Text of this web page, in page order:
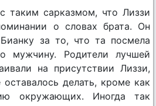
таким сарказмом, что Лиззи
о словах брата. Он
за то, что та посмела
мужчину. Родители лучшей
на присутствии Лиззи,
делать, кроме как
окружающих. Иногда так